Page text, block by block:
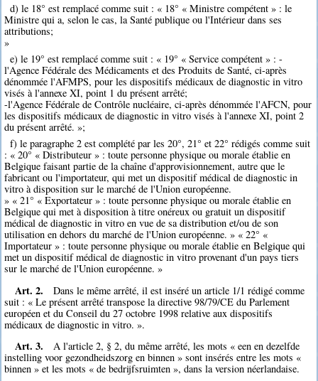
d) le 18° est remplacé comme suit : « 18° « Ministre compétent » : le
Ministre qui a, selon le cas, la Santé publique ou l'Intérieur dans ses
attributions;
»
e) le 19° est remplacé comme suit : « 19° « Service compétent » : -
l'Agence Fédérale des Médicaments et des Produits de Santé, ci-après
dénommée l'AFMPS, pour les dispositifs médicaux de diagnostic in vitro
visés à l'annexe XI, point 1 du présent arrêté;
-l'Agence Fédérale de Contrôle nucléaire, ci-après dénommée l'AFCN, pour
les dispositifs médicaux de diagnostic in vitro visés à l'annexe XI, point 2
du présent arrêté. »;
f) le paragraphe 2 est complété par les 20°, 21° et 22° rédigés comme suit
: « 20° « Distributeur » : toute personne physique ou morale établie en
Belgique faisant partie de la chaîne d'approvisionnement, autre que le
fabricant ou l'importateur, qui met un dispositif médical de diagnostic in
vitro à disposition sur le marché de l'Union européenne.
» « 21° « Exportateur » : toute personne physique ou morale établie en
Belgique qui met à disposition à titre onéreux ou gratuit un dispositif
médical de diagnostic in vitro en vue de sa distribution et/ou de son
utilisation en dehors du marché de l'Union européenne. » « 22° «
Importateur » : toute personne physique ou morale établie en Belgique qui
met un dispositif médical de diagnostic in vitro provenant d'un pays tiers
sur le marché de l'Union européenne. »
Art. 2.
Dans le même arrêté, il est inséré un article 1/1 rédigé comme
suit : « Le présent arrêté transpose la directive 98/79/CE du Parlement
européen et du Conseil du 27 octobre 1998 relative aux dispositifs
médicaux de diagnostic in vitro. ».
Art. 3.
A l'article 2, § 2, du même arrêté, les mots « een en dezelfde
instelling voor gezondheidszorg en binnen » sont insérés entre les mots «
binnen » et les mots « de bedrijfsruimten », dans la version néerlandaise.